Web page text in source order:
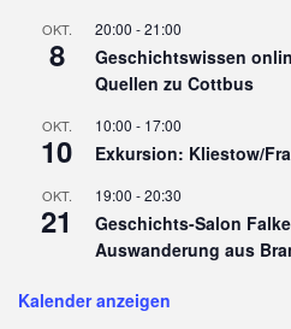
OKT.
8
20:00 -21:00
Geschichtswissen
Quellen zu Cottbus
OKT.
10
10:00 - 17:00
Exkursion: Kliestow/
OKT.
21
19:00 -20:30
Geschichts-Salon
Auswanderung aus
Kalender anzeigen